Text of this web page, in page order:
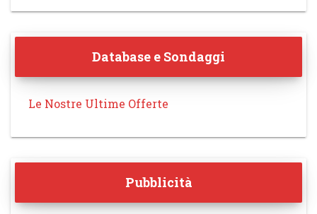
Database e Sondaggi
Le Nostre Ultime Offerte
Pubblicità